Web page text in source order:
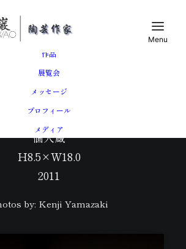
トップ
作品
展覧会
メッセージ
プロフィール
メディア
磁堆磁線文盌
個人蔵
H8.5×W18.0
2011
by: Kenji Yamazaki